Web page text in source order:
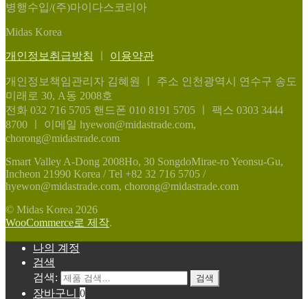
병행수입/(주)마이다스코리아
Midas Korea
개인정보취급방침 이용약관
개인정보책임관리자 김혜원
주소 인천광역시 연수구 송도
미래로 30, A동 2008호
전화 032 716 5705 핸드폰 010 8191 5705
팩스 0303 3444
8700
이메일 hyewon@midastrade.com,
chorong@midastrade.com
Smart Valley A-Dong 2008Ho, 30 SongdoMirae-ro Yeonsu-Gu,
Incheon 21990 Korea / Tel +82 32 716 5705 /
hyewon@midastrade.com, chorong@midastrade.com
© Midas Korea 2026
WooCommerce로 제작.
나의 계정
검색
검색:
검색
장바구니 0